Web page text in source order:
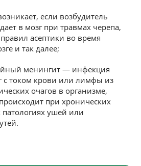
если возбудитель
в мозг при травмах черепа,
асептики во время
и так далее;
менингит — инфекция
с током крови или лимфы из
очагов в организме,
при хронических
ушей или